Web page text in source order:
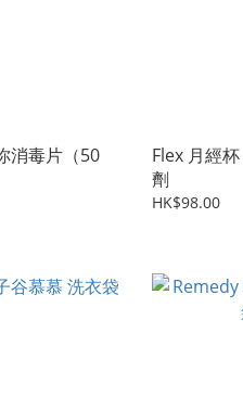
消毒片（50
Flex 月經
劑
HK$98.00